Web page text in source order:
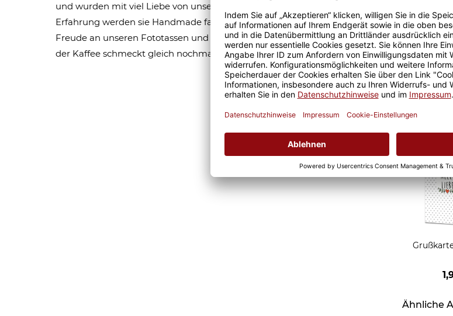
und wurden mit viel Liebe von unseren Grafikern designt. Mit viel
Erfahrung werden sie Handmade fachmännisch bedruckt. Eine lange
Freude an unseren Fototassen und Motivtassen ist somit garantiert und
der Kaffee schmeckt gleich nochmal so gut.
Tasse
Ähnliche